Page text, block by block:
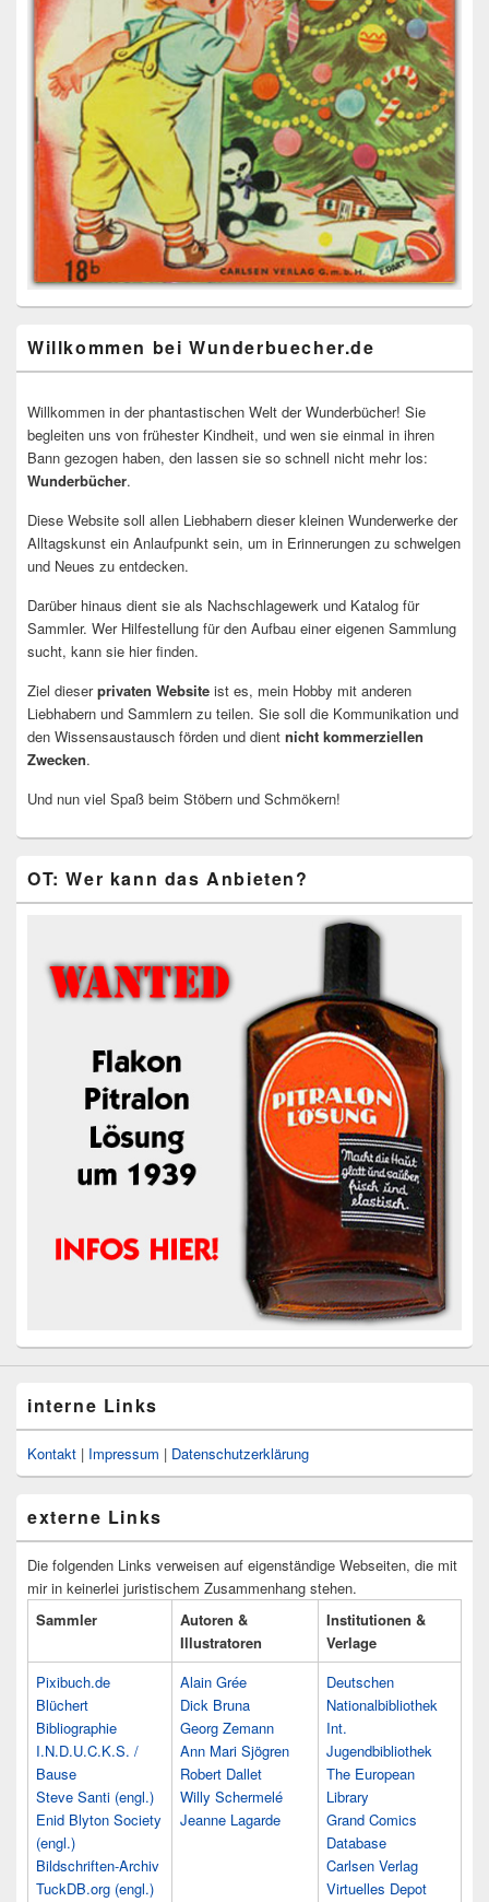
Willkommen bei Wunderbuecher.de
Willkommen in der phantastischen Welt der Wunderbücher! Sie
begleiten uns von frühester Kindheit, und wen sie einmal in ihren
Bann gezogen haben, den lassen sie so schnell nicht mehr los:
Wunderbücher.
Diese Website soll allen Liebhabern dieser kleinen Wunderwerke der
Alltagskunst ein Anlaufpunkt sein, um in Erinnerungen zu schwelgen
und Neues zu entdecken.
Darüber hinaus dient sie als Nachschlagewerk und Katalog für
Sammler. Wer Hilfestellung für den Aufbau einer eigenen Sammlung
sucht, kann sie hier finden.
Ziel dieserprivaten Website ist es, mein Hobby mit anderen
Liebhabern und Sammlern zu teilen. Sie soll die Kommunikation und
den Wissensaustausch förden und dient nicht kommerziellen
Zwecken.
Und nun viel Spaß beim Stöbern und Schmökern!
OT: Wer kann das Anbieten?
interne Links
Kontakt | Impressum | Datenschutzerklärung
externe Links
Die folgenden Links verweisen auf eigenständige Webseiten, die mit
mir in keinerlei juristischem Zusammenhang stehen.
Sammler
Autoren &
Illustratoren
Institutionen &
Verlage
Pixibuch.de
Blüchert
Bibliographie
I.N.D.U.C.K.S. /
Bause
Steve Santi (engl.)
Enid Blyton Society
(engl.)
Bildschriften-Archiv
TuckDB.org (engl.)
Alain Grée
Dick Bruna
Georg Zemann
Ann Mari Sjögren
Robert Dallet
Willy Schermelé
Jeanne Lagarde
Deutschen
Nationalbibliothek
Int.
Jugendbibliothek
The European
Library
Grand Comics
Database
Carlsen Verlag
Virtuelles Depot